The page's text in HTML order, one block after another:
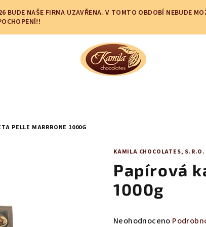
NAŠE FIRMA UZAVŘENA. V TOMTO OBDOBÍ NEBUDE
PELLE MARRRONE 1000G
KAMILA CHOCOLATES, S.R.O.
Papírová
1000g
Průměrné
Neohodnoceno